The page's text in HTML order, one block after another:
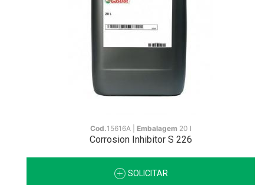
Cod.15616A | Embalagem 20 l
Corrosion Inhibitor S 226
SOLICITAR